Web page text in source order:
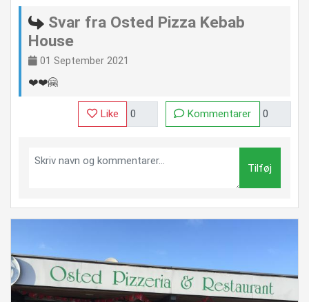
Svar fra Osted Pizza Kebab
House
01 September 2021
❤️❤️🤗
Like Kommentarer
Tilføj